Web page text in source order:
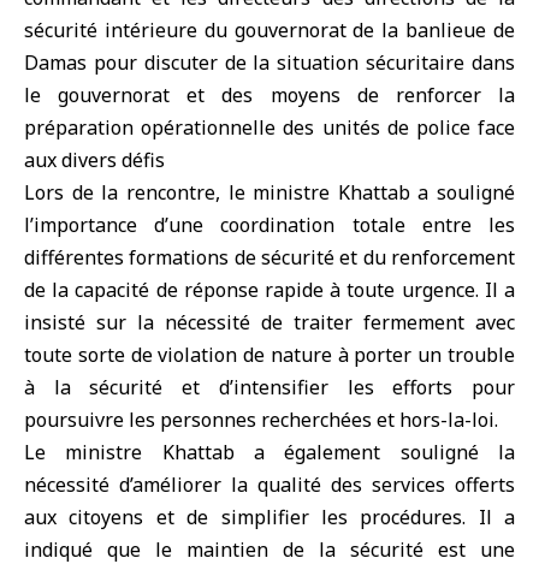
sécurité intérieuredu gouvernorat de la banlieue de
Damas pour discuter de la situation sécuritaire dans
le gouvernorat et des moyens de renforcer la
préparation opérationnelle des unités de police face
aux divers défis
Lors de la rencontre, le ministre Khattab a souligné
l’importance d’une coordination totale entre les
différentes formations de sécurité et du renforcement
de la capacité de réponse rapide à toute urgence. Il a
insisté sur la nécessité de traiter fermement avec
toute sorte de violation de nature à porter un trouble
à la sécurité et d’intensifier les efforts pour
poursuivre les personnes recherchées et hors-la-loi.
Le ministre Khattab a également souligné la
nécessité d’améliorer la qualité des services offerts
aux citoyens et de simplifier les procédures. Il a
indiqué que le maintien de la sécurité est une